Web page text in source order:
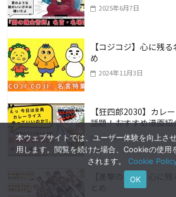
2025年6月7日
【コジコジ】心に残
め
2024年11月3日
【狂四郎2030】カレ
話題！おすすめ漫画紹
2024年5月19日
【進撃の巨人】心に
本ウェブサイトでは、ユーザー体験を向上さ
用します。閲覧を続けた場合、Cookieの使用
されます。 Cookie
OK